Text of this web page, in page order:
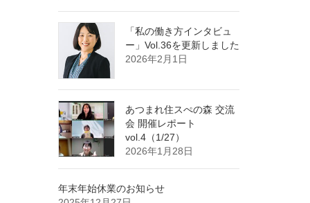
「私の働き方インタビュ
ー」Vol.36を更新しました
2026年2月1日
あつまれ住スぺの森 交流
会 開催レポート
vol.4（1/27）
2026年1月28日
年末年始休業のお知らせ